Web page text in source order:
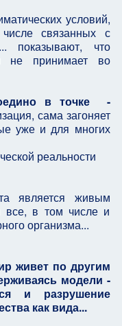
условий,
связанных с
показывают, что
не принимает во
в точке -
сама загоняет
уже и для многих
реальности
является живым
все, в том числе и
организма...
живет по другим
модели -
и разрушение
как вида...